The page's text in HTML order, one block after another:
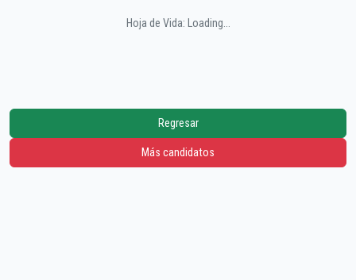
Hoja de Vida: Loading...
Regresar
Más candidatos